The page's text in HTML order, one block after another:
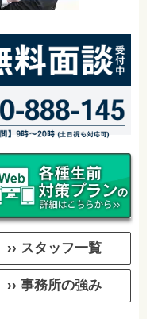
›› スタッフ一覧
›› 事務所の強み